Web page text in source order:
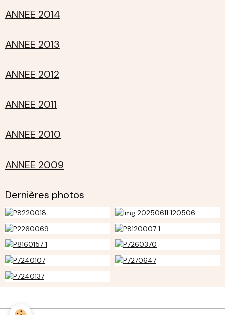
ANNEE 2014
ANNEE 2013
ANNEE 2012
ANNEE 2011
ANNEE 2010
ANNEE 2009
Dernières photos